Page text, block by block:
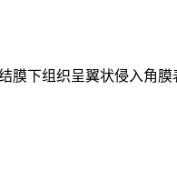
下组织呈翼状侵入角膜